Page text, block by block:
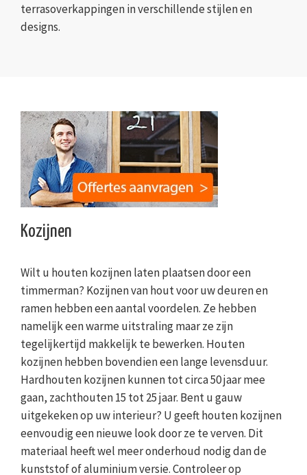
terrasoverkappingen in verschillende stijlen en
designs.
Kozijnen
Wilt u houten kozijnen laten plaatsen door een
timmerman? Kozijnen van hout voor uw deuren en
ramen hebben een aantal voordelen. Ze hebben
namelijk een warme uitstraling maar ze zijn
tegelijkertijd makkelijk te bewerken. Houten
kozijnen hebben bovendien een lange levensduur.
Hardhouten kozijnen kunnen tot circa 50 jaar mee
gaan, zachthouten 15 tot 25 jaar. Bent u gauw
uitgekeken op uw interieur? U geeft houten kozijnen
eenvoudig een nieuwe look door ze te verven. Dit
materiaal heeft wel meer onderhoud nodig dan de
kunststof of aluminium versie. Controleer op